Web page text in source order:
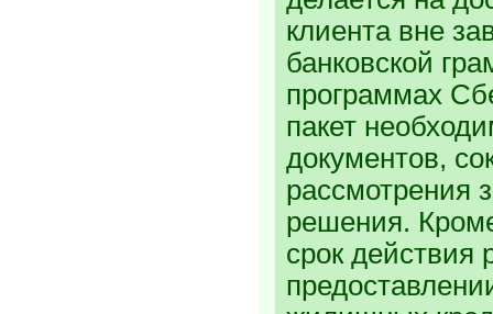
клиента вне
банковской
программах
пакет
документов,
рассмотрения
решения.
срок действия